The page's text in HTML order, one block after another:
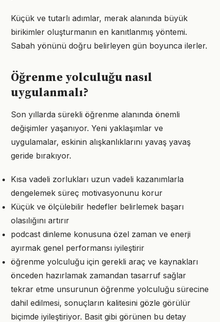
Küçük ve tutarlı adımlar, merak alanında büyük
birikimler oluşturmanın en kanıtlanmış yöntemi.
Sabah yönünü doğru belirleyen gün boyunca ilerler.
Öğrenme yolculuğu nasıl
uygulanmalı?
Son yıllarda sürekli öğrenme alanında önemli
değişimler yaşanıyor. Yeni yaklaşımlar ve
uygulamalar, eskinin alışkanlıklarını yavaş yavaş
geride bırakıyor.
Kısa vadeli zorlukları uzun vadeli kazanımlarla
dengelemek süreç motivasyonunu korur
Küçük ve ölçülebilir hedefler belirlemek başarı
olasılığını artırır
podcast dinleme konusuna özel zaman ve enerji
ayırmak genel performansı iyileştirir
öğrenme yolculuğu için gerekli araç ve kaynakları
önceden hazırlamak zamandan tasarruf sağlar
tekrar etme unsurunun öğrenme yolculuğu sürecine
dahil edilmesi, sonuçların kalitesini gözle görülür
biçimde iyileştiriyor. Basit gibi görünen bu detay